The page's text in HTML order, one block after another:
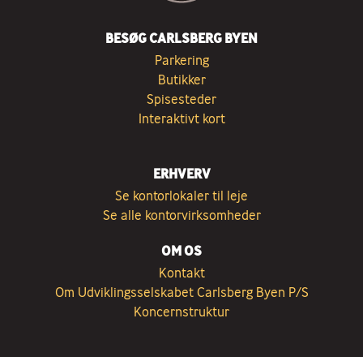
BESØG CARLSBERG BYEN
Parkering
Butikker
Spisesteder
Interaktivt kort
ERHVERV
Se kontorlokaler til leje
Se alle kontorvirksomheder
OM OS
Kontakt
Om Udviklingsselskabet Carlsberg Byen P/S
Koncernstruktur